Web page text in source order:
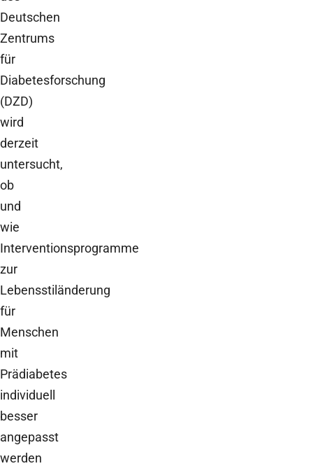
Deutschen
Zentrums
für
Diabetesforschung
(DZD)
wird
derzeit
untersucht,
ob
und
wie
Interventionsprogramme
zur
Lebensstiländerung
für
Menschen
mit
Prädiabetes
individuell
besser
angepasst
werden